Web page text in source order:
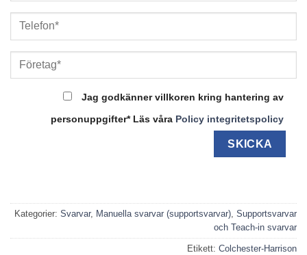
Jag godkänner villkoren kring hantering av
personuppgifter* Läs våra Policy integritetspolicy
Kategorier: Svarvar, Manuella svarvar (supportsvarvar) Supportsvarvar
och Teach-in svarvar
Etikett: Colchester-Harrison